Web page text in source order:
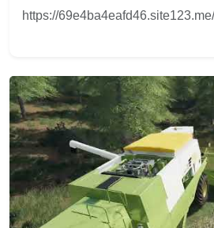
https://